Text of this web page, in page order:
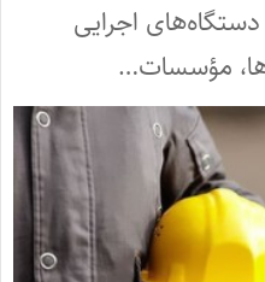
اجرایی
مؤسسات…